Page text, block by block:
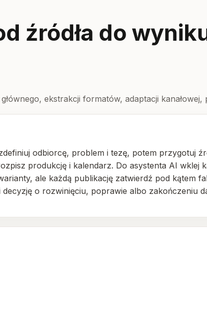
źródła do
ekstrakcji formatów, adaptacji kanałowej,
odbiorcę, problem i tezę, potem przygotuj
produkcję i kalendarz. Do asystenta AI
ale każdą publikację zatwierdź pod kątem
o rozwinięciu, poprawie albo zakończeniu